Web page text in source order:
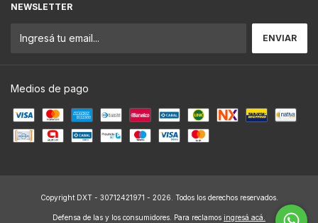
NEWSLETTER
Medios de pago
Copyright DXT - 30712421971 - 2026. Todos los derechos reservados.
Defensa de las y los consumidores. Para reclamos ingresá acá.